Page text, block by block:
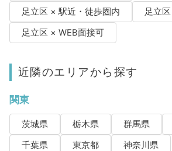
足立区 × 駅近・徒歩圏内
足立
足立区 × WEB面接可
近隣のエリアから探す
関東
茨城県 栃木県 群馬県
千葉県
東京都 神奈川県